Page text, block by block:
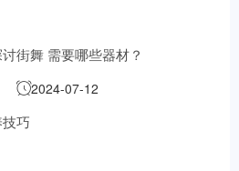
街舞 需要哪些器材？
2024-07-12
巧